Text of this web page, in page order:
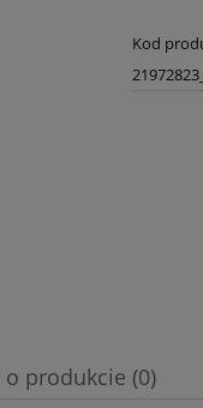
Kod
produkcie (0)